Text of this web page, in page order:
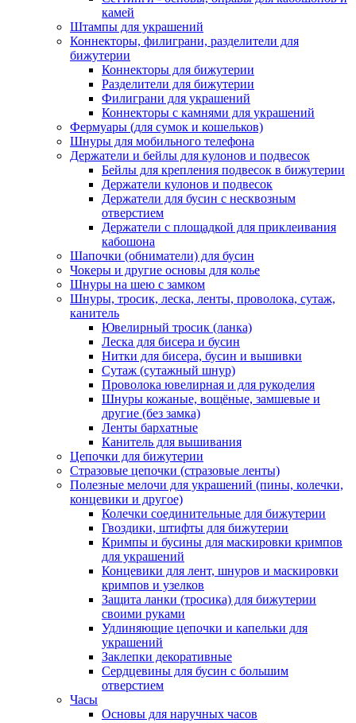
камей
Штампы для украшений
Коннекторы, филиграни, разделители для
бижутерии
Коннекторы для бижутерии
Разделители для бижутерии
Филиграни для украшений
Коннекторы с камнями для украшений
Фермуары (для сумок и кошельков)
Шнуры для мобильного телефона
Держатели и бейлы для кулонов и подвесок
Бейлы для крепления подвесок в бижутерии
Держатели кулонов и подвесок
Держатели для бусин с несквозным
отверстием
Держатели с площадкой для приклеивания
кабошона
Шапочки (обниматели) для бусин
Чокеры и другие основы для колье
Шнуры на шею с замком
Шнуры, тросик, леска, ленты, проволока, сутаж,
канитель
Ювелирный тросик (ланка)
Леска для бисера и бусин
Нитки для бисера, бусин и вышивки
Сутаж (сутажный шнур)
Проволока ювелирная и для рукоделия
Шнуры кожаные, вощёные, замшевые и
другие (без замка)
Ленты бархатные
Канитель для вышивания
Цепочки для бижутерии
Стразовые цепочки (стразовые ленты)
Полезные мелочи для украшений (пины, колечки,
концевики и другое)
Колечки соединительные для бижутерии
Гвоздики, штифты для бижутерии
Кримпы и бусины для маскировки кримпов
для украшений
Концевики для лент, шнуров и маскировки
кримпов и узелков
Защита ланки (тросика) для бижутерии
своими руками
Удлиняющие цепочки и капельки для
украшений
Заклепки декоративные
Сердцевины для бусин с большим
отверстием
Часы
Основы для наручных часов